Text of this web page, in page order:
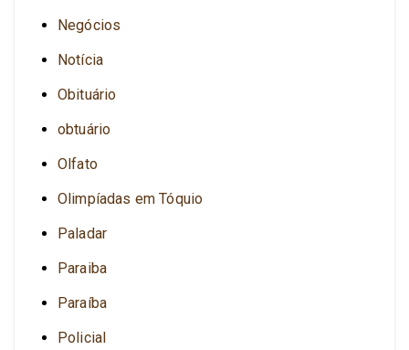
Negócios
Notícia
Obituário
obtuário
Olfato
Olimpíadas em Tóquio
Paladar
Paraiba
Paraíba
Policial